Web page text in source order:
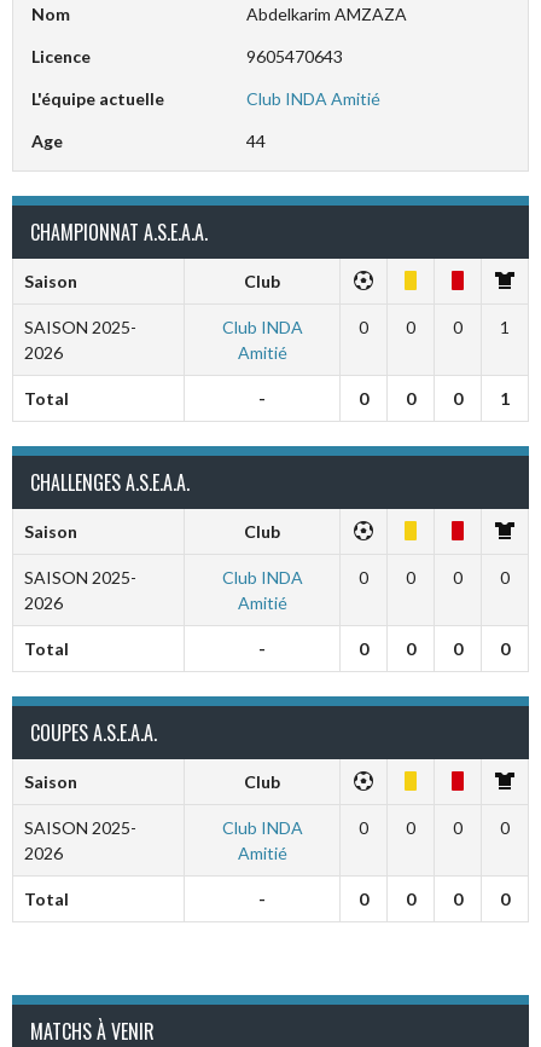
Nom Abdelkarim AMZAZA
Licence 9605470643
L'équipe actuelle Club INDA Amitié
Age 44
CHAMPIONNAT A.S.E.A.A.
Saison Club
SAISON 2025-
2026
Club INDA
Amitié
0 0 0 1
Total - 0 0 0 1
CHALLENGES A.S.E.A.A.
Saison Club
SAISON 2025-
2026
Club INDA
Amitié
0 0 0 0
Total - 0 0 0 0
COUPES A.S.E.A.A.
Saison Club
SAISON 2025-
2026
Club INDA
Amitié
0 0 0 0
Total - 0 0 0 0
MATCHS À VENIR